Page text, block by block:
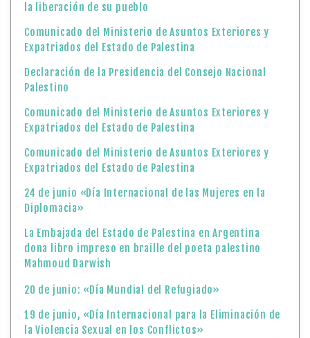
la liberación de su pueblo
Comunicado del Ministerio de Asuntos Exteriores y
Expatriados del Estado de Palestina
Declaración de la Presidencia del Consejo Nacional
Palestino
Comunicado del Ministerio de Asuntos Exteriores y
Expatriados del Estado de Palestina
Comunicado del Ministerio de Asuntos Exteriores y
Expatriados del Estado de Palestina
24 de junio «Día Internacional de las Mujeres en la
Diplomacia»
La Embajada del Estado de Palestina en Argentina
dona libro impreso en braille del poeta palestino
Mahmoud Darwish
20 de junio: «Día Mundial del Refugiado»
19 de junio, «Día Internacional para la Eliminación de
la Violencia Sexual en los Conflictos»